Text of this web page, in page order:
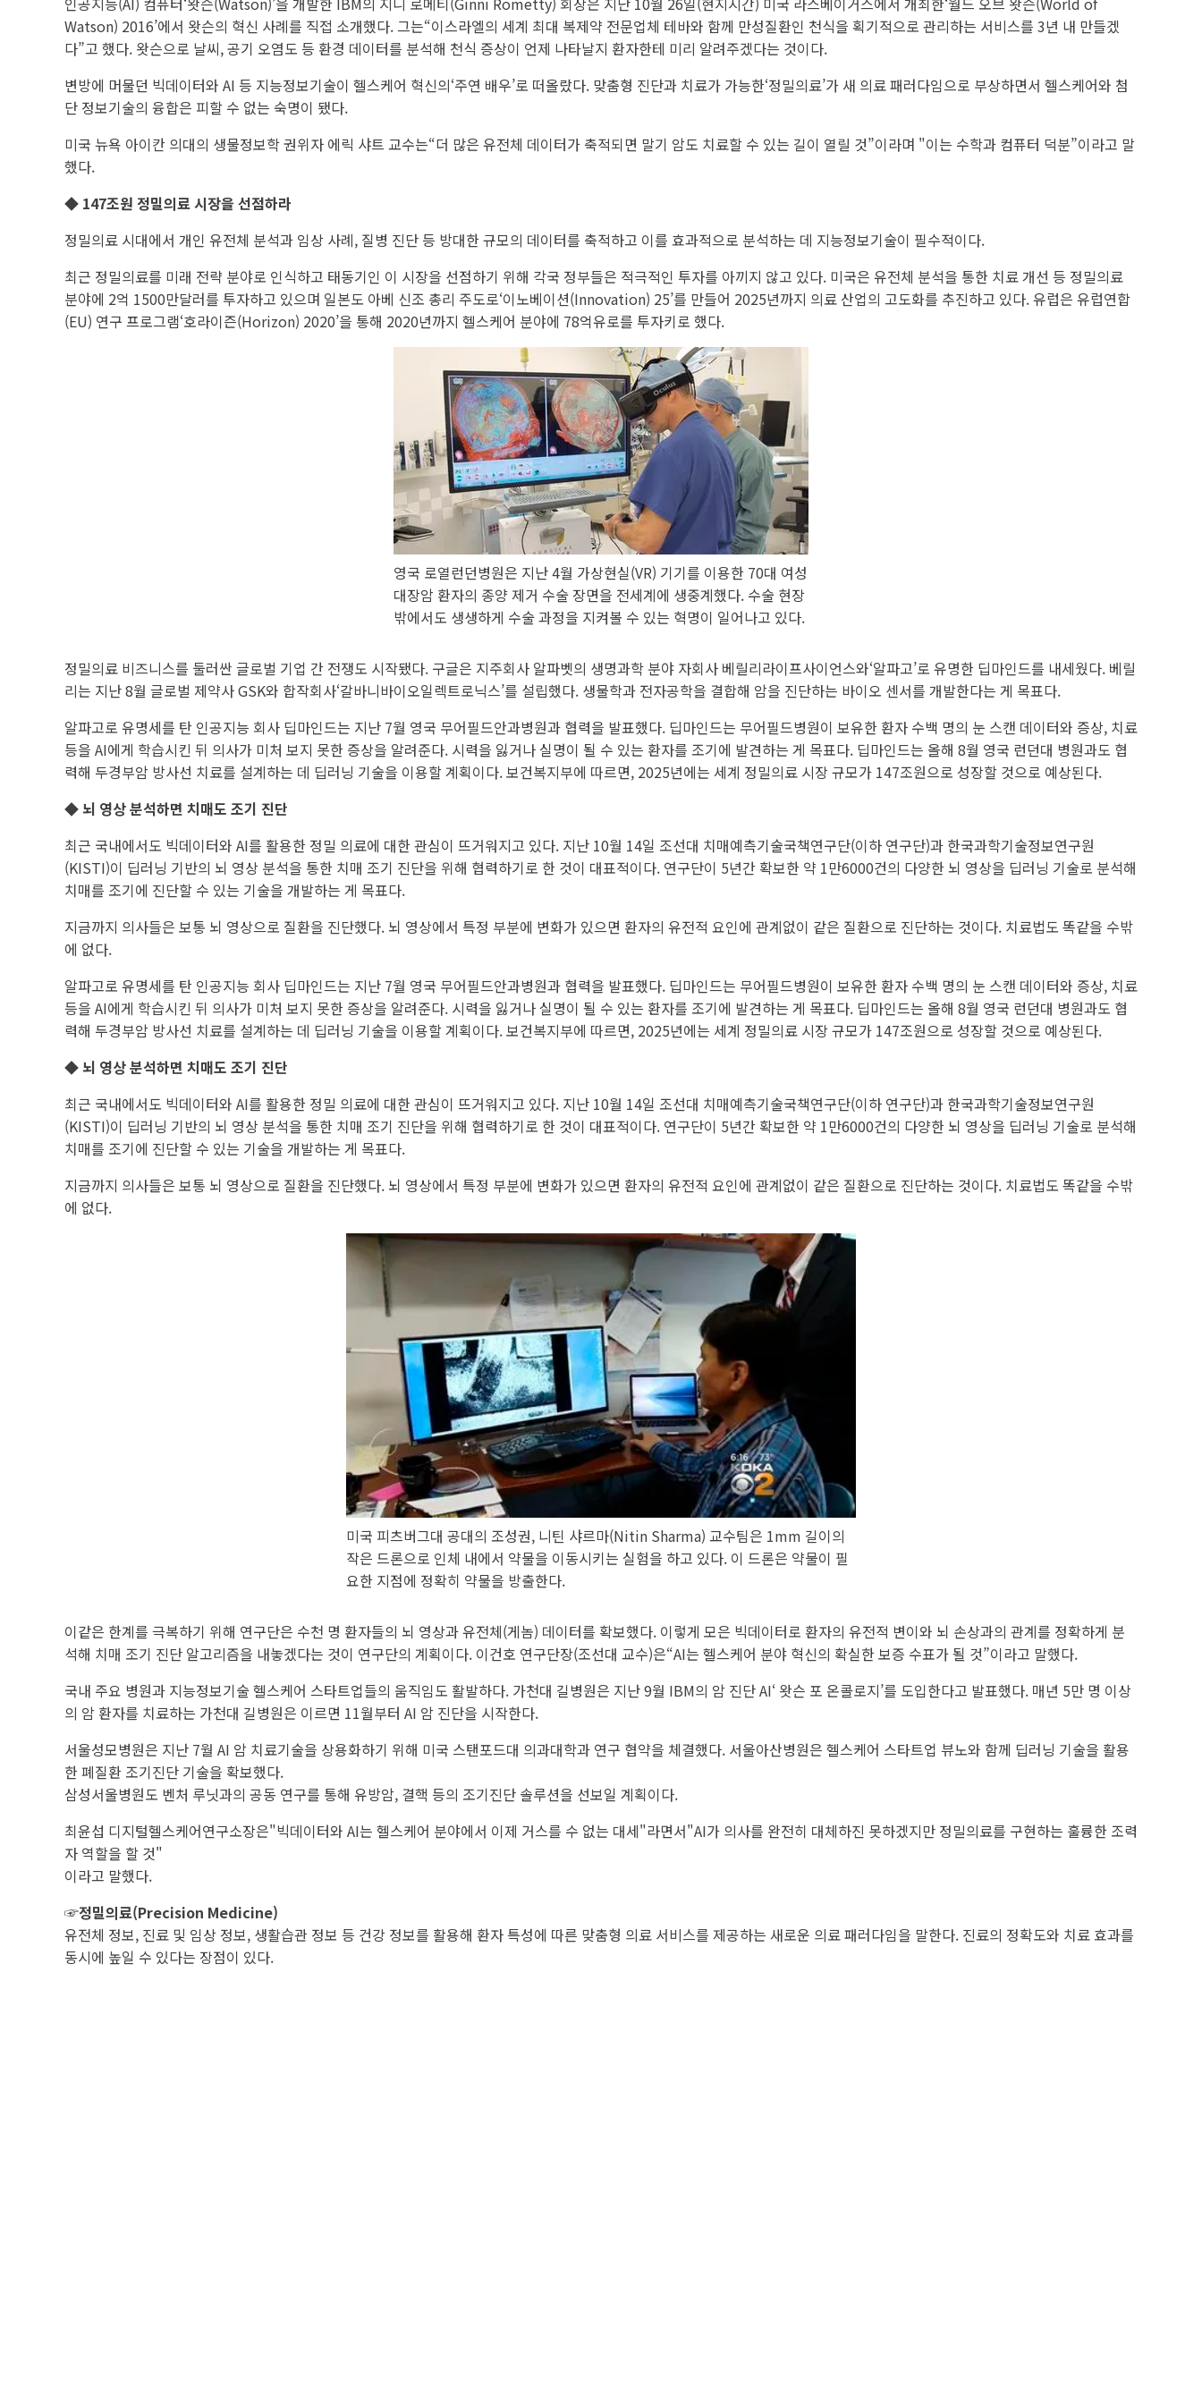
Watson) 2016’에서 왓슨의 혁신 사례를 직접 소개했다. 그는“이스라엘의 세계 최대 복제약 전문업체 테바와 함께 만성질환인 천식을 획기적으로 관리하는 서비스를 3년 내 만들겠
다”고 했다. 왓슨으로 날씨, 공기 오염도 등 환경 데이터를 분석해 천식 증상이 언제 나타날지 환자한테 미리 알려주겠다는 것이다.
변방에 머물던 빅데이터와 AI 등 지능정보기술이 헬스케어 혁신의‘주연 배우’로 떠올랐다. 맞춤형 진단과 치료가 가능한‘정밀의료’가 새 의료 패러다임으로 부상하면서 헬스케어와 첨
단 정보기술의 융합은 피할 수 없는 숙명이 됐다.
미국 뉴욕 아이칸 의대의 생물정보학 권위자 에릭 샤트 교수는“더 많은 유전체 데이터가 축적되면 말기 암도 치료할 수 있는 길이 열릴 것”이라며 "이는 수학과 컴퓨터 덕분”이라고 말
했다.
◆ 147조원 정밀의료 시장을 선점하라
정밀의료 시대에서 개인 유전체 분석과 임상 사례, 질병 진단 등 방대한 규모의 데이터를 축적하고 이를 효과적으로 분석하는 데 지능정보기술이 필수적이다.
최근 정밀의료를 미래 전략 분야로 인식하고 태동기인 이 시장을 선점하기 위해 각국 정부들은 적극적인 투자를 아끼지 않고 있다. 미국은 유전체 분석을 통한 치료 개선 등 정밀의료
분야에 2억 1500만달러를 투자하고 있으며 일본도 아베 신조 총리 주도로‘이노베이션(Innovation) 25’를 만들어 2025년까지 의료 산업의 고도화를 추진하고 있다. 유럽은 유럽연합
(EU) 연구 프로그램‘호라이즌(Horizon) 2020’을 통해 2020년까지 헬스케어 분야에 78억유로를 투자키로 했다.
영국 로열런던병원은 지난 4월 가상현실(VR) 기기를 이용한 70대 여성
대장암 환자의 종양 제거 수술 장면을 전세계에 생중계했다. 수술 현장
밖에서도 생생하게 수술 과정을 지켜볼 수 있는 혁명이 일어나고 있다.
정밀의료 비즈니스를 둘러싼 글로벌 기업 간 전쟁도 시작됐다. 구글은 지주회사 알파벳의 생명과학 분야 자회사 베릴리라이프사이언스와‘알파고’로 유명한 딥마인드를 내세웠다. 베릴
리는 지난 8월 글로벌 제약사 GSK와 합작회사‘갈바니바이오일렉트로닉스’를 설립했다. 생물학과 전자공학을 결합해 암을 진단하는 바이오 센서를 개발한다는 게 목표다.
알파고로 유명세를 탄 인공지능 회사 딥마인드는 지난 7월 영국 무어필드안과병원과 협력을 발표했다. 딥마인드는 무어필드병원이 보유한 환자 수백 명의 눈 스캔 데이터와 증상, 치료
등을 AI에게 학습시킨 뒤 의사가 미처 보지 못한 증상을 알려준다. 시력을 잃거나 실명이 될 수 있는 환자를 조기에 발견하는 게 목표다. 딥마인드는 올해 8월 영국 런던대 병원과도 협
력해 두경부암 방사선 치료를 설계하는 데 딥러닝 기술을 이용할 계획이다. 보건복지부에 따르면, 2025년에는 세계 정밀의료 시장 규모가 147조원으로 성장할 것으로 예상된다.
◆ 뇌 영상 분석하면 치매도 조기 진단
최근 국내에서도 빅데이터와 AI를 활용한 정밀 의료에 대한 관심이 뜨거워지고 있다. 지난 10월 14일 조선대 치매예측기술국책연구단(이하 연구단)과 한국과학기술정보연구원
(KISTI)이 딥러닝 기반의 뇌 영상 분석을 통한 치매 조기 진단을 위해 협력하기로 한 것이 대표적이다. 연구단이 5년간 확보한 약 1만6000건의 다양한 뇌 영상을 딥러닝 기술로 분석해
치매를 조기에 진단할 수 있는 기술을 개발하는 게 목표다.
지금까지 의사들은 보통 뇌 영상으로 질환을 진단했다. 뇌 영상에서 특정 부분에 변화가 있으면 환자의 유전적 요인에 관계없이 같은 질환으로 진단하는 것이다. 치료법도 똑같을 수밖
에 없다.
알파고로 유명세를 탄 인공지능 회사 딥마인드는 지난 7월 영국 무어필드안과병원과 협력을 발표했다. 딥마인드는 무어필드병원이 보유한 환자 수백 명의 눈 스캔 데이터와 증상, 치료
등을 AI에게 학습시킨 뒤 의사가 미처 보지 못한 증상을 알려준다. 시력을 잃거나 실명이 될 수 있는 환자를 조기에 발견하는 게 목표다. 딥마인드는 올해 8월 영국 런던대 병원과도 협
력해 두경부암 방사선 치료를 설계하는 데 딥러닝 기술을 이용할 계획이다. 보건복지부에 따르면, 2025년에는 세계 정밀의료 시장 규모가 147조원으로 성장할 것으로 예상된다.
◆ 뇌 영상 분석하면 치매도 조기 진단
최근 국내에서도 빅데이터와 AI를 활용한 정밀 의료에 대한 관심이 뜨거워지고 있다. 지난 10월 14일 조선대 치매예측기술국책연구단(이하 연구단)과 한국과학기술정보연구원
(KISTI)이 딥러닝 기반의 뇌 영상 분석을 통한 치매 조기 진단을 위해 협력하기로 한 것이 대표적이다. 연구단이 5년간 확보한 약 1만6000건의 다양한 뇌 영상을 딥러닝 기술로 분석해
치매를 조기에 진단할 수 있는 기술을 개발하는 게 목표다.
지금까지 의사들은 보통 뇌 영상으로 질환을 진단했다. 뇌 영상에서 특정 부분에 변화가 있으면 환자의 유전적 요인에 관계없이 같은 질환으로 진단하는 것이다. 치료법도 똑같을 수밖
에 없다.
미국 피츠버그대 공대의 조성권, 니틴 샤르마(Nitin Sharma) 교수팀은 1mm 길이의
작은 드론으로 인체 내에서 약물을 이동시키는 실험을 하고 있다. 이 드론은 약물이 필
요한 지점에 정확히 약물을 방출한다.
이같은 한계를 극복하기 위해 연구단은 수천 명 환자들의 뇌 영상과 유전체(게놈) 데이터를 확보했다. 이렇게 모은 빅데이터로 환자의 유전적 변이와 뇌 손상과의 관계를 정확하게 분
석해 치매 조기 진단 알고리즘을 내놓겠다는 것이 연구단의 계획이다. 이건호 연구단장(조선대 교수)은“AI는 헬스케어 분야 혁신의 확실한 보증 수표가 될 것”이라고 말했다.
국내 주요 병원과 지능정보기술 헬스케어 스타트업들의 움직임도 활발하다. 가천대 길병원은 지난 9월 IBM의 암 진단 AI‘ 왓슨 포 온콜로지’를 도입한다고 발표했다. 매년 5만 명 이상
의 암 환자를 치료하는 가천대 길병원은 이르면 11월부터 AI 암 진단을 시작한다.
서울성모병원은 지난 7월 AI 암 치료기술을 상용화하기 위해 미국 스탠포드대 의과대학과 연구 협약을 체결했다. 서울아산병원은 헬스케어 스타트업 뷰노와 함께 딥러닝 기술을 활용
한 폐질환 조기진단 기술을 확보했다.
삼성서울병원도 벤처 루닛과의 공동 연구를 통해 유방암, 결핵 등의 조기진단 솔루션을 선보일 계획이다.
최윤섭 디지털헬스케어연구소장은"빅데이터와 AI는 헬스케어 분야에서 이제 거스를 수 없는 대세"라면서"AI가 의사를 완전히 대체하진 못하겠지만 정밀의료를 구현하는 훌륭한 조력
자 역할을 할 것"
이라고 말했다.
☞정밀의료(Precision Medicine)
유전체 정보, 진료 및 임상 정보, 생활습관 정보 등 건강 정보를 활용해 환자 특성에 따른 맞춤형 의료 서비스를 제공하는 새로운 의료 패러다임을 말한다. 진료의 정확도와 치료 효과를
동시에 높일 수 있다는 장점이 있다.